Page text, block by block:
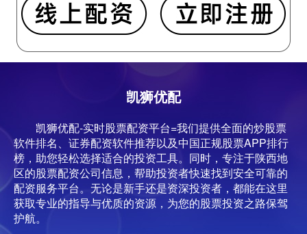
凯狮优配
凯狮优配-实时股票配资平台=我们提供全面的炒股票
软件排名、证券配资软件推荐以及中国正规股票APP排行
榜，助您轻松选择适合的投资工具。同时，专注于陕西地
区的股票配资公司信息，帮助投资者快速找到安全可靠的
配资服务平台。无论是新手还是资深投资者，都能在这里
获取专业的指导与优质的资源，为您的股票投资之路保驾
护航。